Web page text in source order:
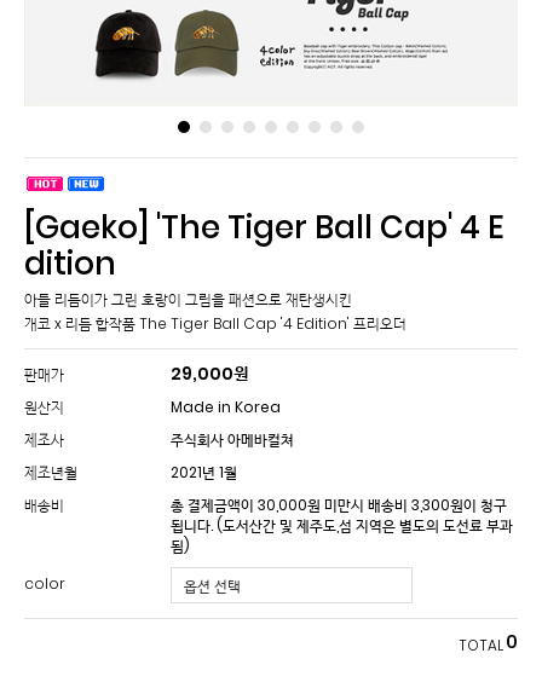
[Gaeko] 'The Tiger Ball Cap' 4 E
dition
아들 리듬이가 그린 호랑이 그림을 패션으로 재탄생시킨
개코 x 리듬 합작품 The Tiger Ball Cap '4 Edition' 프리오더
판매가 29,000원
원산지
Made in Korea
제조사
주식회사 아메바컬쳐
제조년월
2021년 1월
배송비
총 결제금액이 30,000원 미만시 배송비 3,300원이 청구
됩니다.(도서산간 및 제주도,섬 지역은 별도의 도선료 부과
됨)
color
TOTAL0